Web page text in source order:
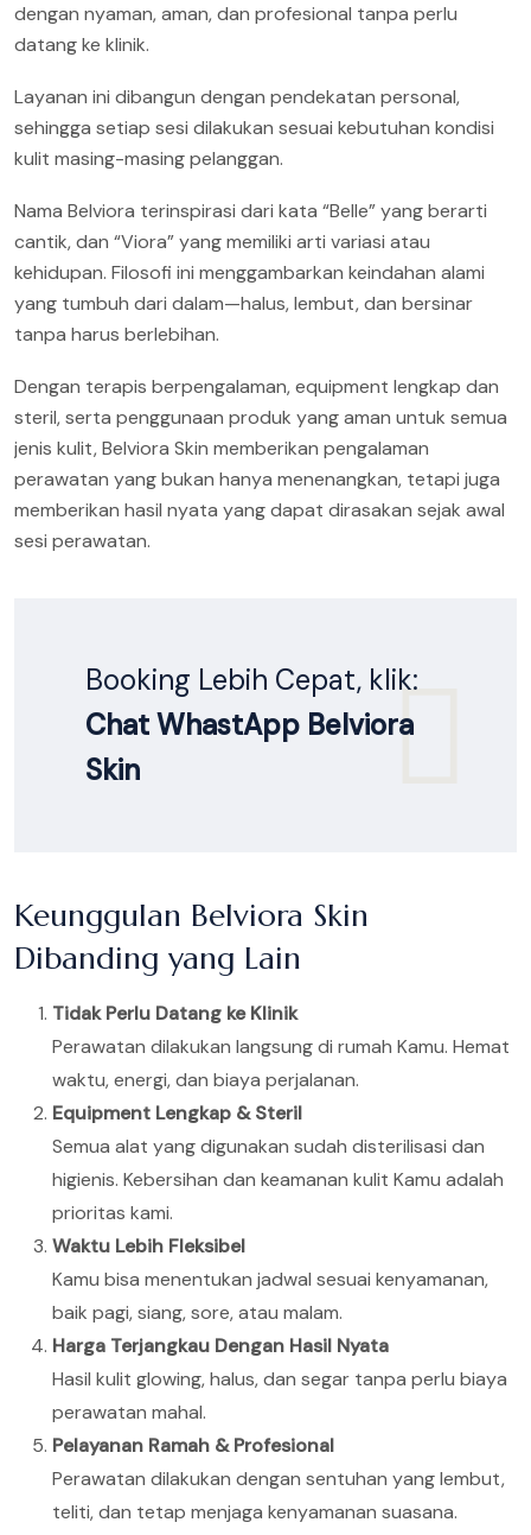
dengan nyaman, aman, dan profesional tanpa perlu
datang ke klinik.
Layanan ini dibangun dengan pendekatan personal,
sehingga setiap sesi dilakukan sesuai kebutuhan kondisi
kulit masing-masing pelanggan.
Nama Belviora terinspirasi dari kata “Belle” yang berarti
cantik, dan “Viora” yang memiliki arti variasi atau
kehidupan. Filosofi ini menggambarkan keindahan alami
yang tumbuh dari dalam—halus, lembut, dan bersinar
tanpa harus berlebihan.
Dengan terapis berpengalaman, equipment lengkap dan
steril, serta penggunaan produk yang aman untuk semua
jenis kulit, Belviora Skin memberikan pengalaman
perawatan yang bukan hanya menenangkan, tetapi juga
memberikan hasil nyata yang dapat dirasakan sejak awal
sesi perawatan.
Booking Lebih Cepat, klik:
Chat WhastApp Belviora
Skin
Keunggulan Belviora Skin
Dibanding yang Lain
Tidak Perlu Datang ke Klinik
Perawatan dilakukan langsung di rumah Kamu. Hemat
waktu, energi, dan biaya perjalanan.
Equipment Lengkap & Steril
Semua alat yang digunakan sudah disterilisasi dan
higienis. Kebersihan dan keamanan kulit Kamu adalah
prioritas kami.
Waktu Lebih Fleksibel
Kamu bisa menentukan jadwal sesuai kenyamanan,
baik pagi, siang, sore, atau malam.
Harga Terjangkau Dengan Hasil Nyata
Hasil kulit glowing, halus, dan segar tanpa perlu biaya
perawatan mahal.
Pelayanan Ramah & Profesional
Perawatan dilakukan dengan sentuhan yang lembut,
teliti, dan tetap menjaga kenyamanan suasana.